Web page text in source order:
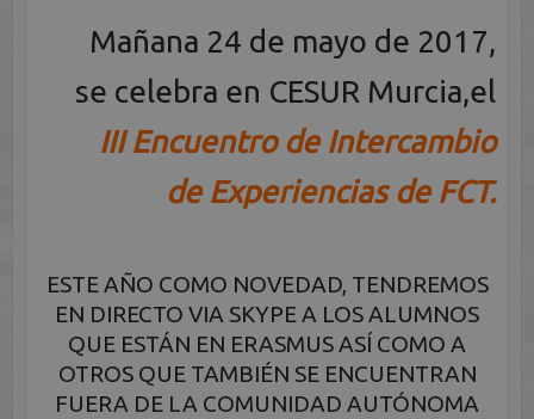
Mañana 24 de mayo de 2017,
se celebra en CESUR Murcia,el
III Encuentro de Intercambio
de Experiencias de FCT.
ESTE AÑO COMO NOVEDAD, TENDREMOS
EN DIRECTO VIA SKYPE A LOS ALUMNOS
QUE ESTÁN EN ERASMUS ASÍ COMO A
OTROS QUE TAMBIÉN SE ENCUENTRAN
FUERA DE LA COMUNIDAD AUTÓNOMA